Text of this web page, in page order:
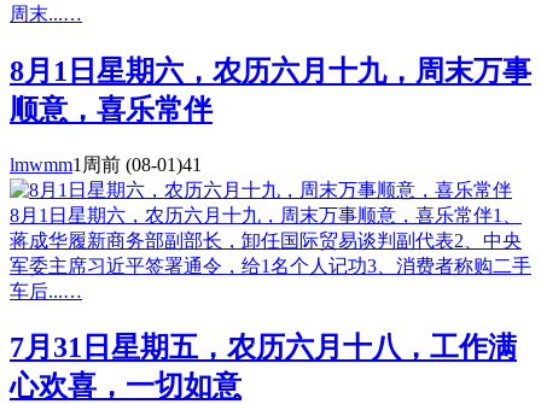
周末...…
8月1日星期六，农历六月十九，周末万事
顺意，喜乐常伴
lmwmm1周前 (08-01)41
8月1日星期六，农历六月十九，周末万事顺意，喜乐常伴1、
蒋成华履新商务部副部长，卸任国际贸易谈判副代表2、中央
军委主席习近平签署通令，给1名个人记功3、消费者称购二手
车后...…
7月31日星期五，农历六月十八，工作满
心欢喜，一切如意